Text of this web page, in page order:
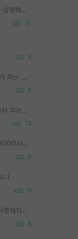
ML 대부분이 골드 스탠다드 하나 상정해놓고 (벤치마크 데이터셋이 여러 개면 여러 개 상정) 그거 얼마나 잘 맞추나 싸움임 가끔 번뜩이는 설계 철학을 보여주는 논문들도 있지만 대부분 그거 성적 얼마나 더 올리느라에 혈안이 되어 있는 측면이 잇음
10
8
open ai가 ai대장아님? 그럼 쟤가 하는 말이 다 맞겠네
8
신생랩 1기 출신인데 신생랩은 줠라 무거운 바벨 같은거임. 들면 대박인데 못들면 깔려 죽음. 아무도 알려주지 않는 환경에서 자생해야하지만, 일단 살아남았다면 그 어떤 사람보다 악착같고 생존력 높은 사람으로 거듭날 수 있음
13
뭐 토익같은게 되버린거죠 토익 900이라고 영어잘하는건 아닙니다만 잘하는사람은 다 900을 넘는 그런
9
11
ㅋㅋㅋㅋㅋㅋ ㅠㅠ 그래서 일단 유명해지는게 중요한거같습니다
8